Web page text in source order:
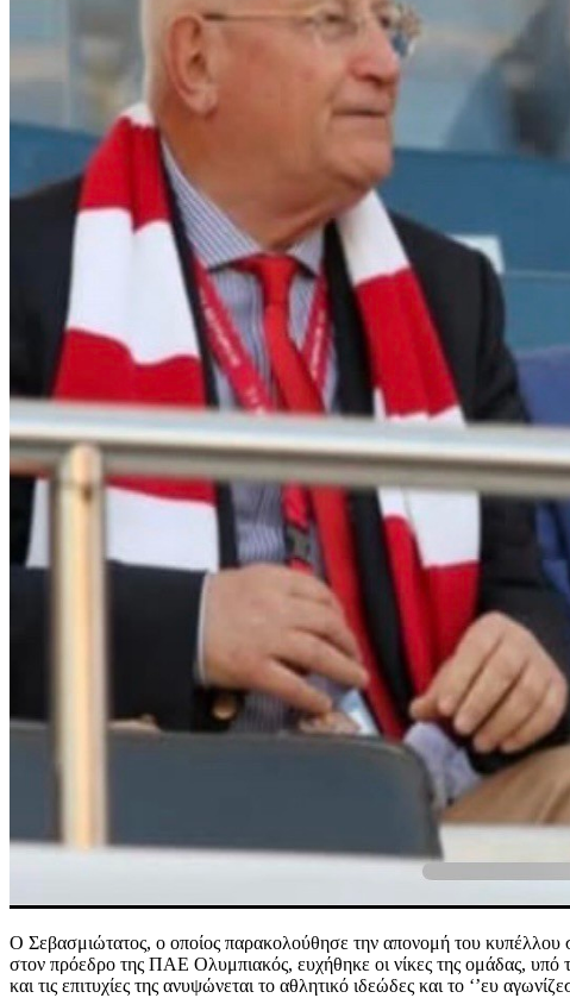
Ο Σεβασμιώτατος, ο οποίος παρακολούθησε την απονομή του κυπέλλου
στον πρόεδρο της ΠΑΕ Ολυμπιακός, ευχήθηκε οι νίκες της ομάδας, υπό
και τις επιτυχίες της ανυψώνεται το αθλητικό ιδεώδες και το ‘’ευ